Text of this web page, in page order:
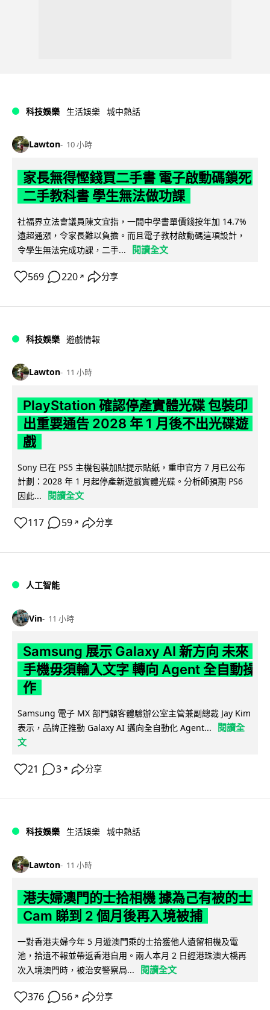
科技娛樂 生活娛樂 城中熱話
Lawton 10 小時
家長無得慳錢買二手書 電子啟動碼鎖死
二手教科書 學生無法做功課
社福界立法會議員陳文宜指，一間中學書單價錢按年加 14.7%
遠超通漲，令家長難以負擔。而且電子教材啟動碼這項設計，
令學生無法完成功課，二手...
閱讀全文
569 220 ↗ 分享
科技娛樂 遊戲情報
Lawton 11 小時
PlayStation 確認停產實體光碟 包裝印
出重要通告 2028 年 1 月後不出光碟遊
戲
Sony 已在 PS5 主機包裝加貼提示貼紙，重申官方 7 月已公布
計劃：2028 年 1 月起停產新遊戲實體光碟。分析師預期 PS6
因此...
閱讀全文
117 59 ↗ 分享
人工智能
Vin 11 小時
Samsung 展示 Galaxy AI 新方向 未來
手機毋須輸入文字 轉向 Agent 全自動操
作
Samsung 電子 MX 部門顧客體驗辦公室主管兼副總裁 Jay Kim
表示，品牌正推動 Galaxy AI 邁向全自動化 Agent...
閱讀全
文
21 3 ↗ 分享
科技娛樂 生活娛樂 城中熱話
Lawton 11 小時
港夫婦澳門的士拾相機 據為己有被的士
Cam 睇到 2 個月後再入境被捕
一對香港夫婦今年 5 月遊澳門乘的士拾獲他人遺留相機及電
池，拾遺不報並帶返香港自用。兩人本月 2 日經港珠澳大橋再
次入境澳門時，被治安警察局...
閱讀全文
376 56 ↗ 分享